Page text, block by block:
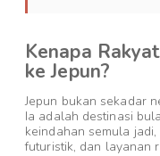
Kenapa
ke Jepun?
Jepun bukan sekadar
Ia adalah destinasi
keindahan semula
futuristik, dan layanan